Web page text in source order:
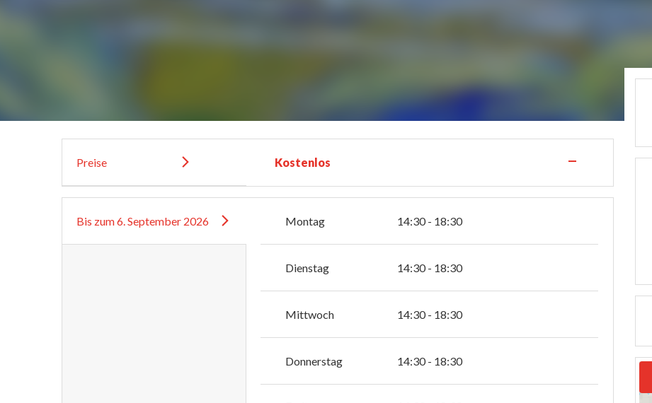
Preise Kostenlos —
Bis zum6. September 2026 Montag 14:30 - 18:30
Dienstag 14:30 - 18:30
Mittwoch 14:30 - 18:30
Donnerstag 14:30 - 18:30